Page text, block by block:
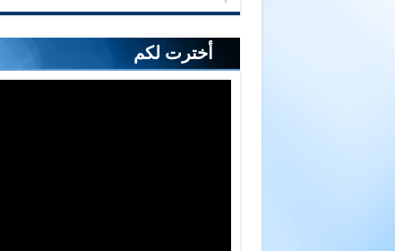
أخترت لكم